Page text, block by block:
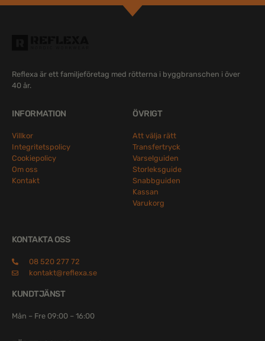
Reflexa är ett familjeföretag med rötterna i byggbranschen i över
40 år.
INFORMATION
Villkor
Integritetspolicy
Cookiepolicy
Om oss
Kontakt
ÖVRIGT
Att välja rätt
Transfertryck
Varselguiden
Storleksguide
Snabbguiden
Kassan
Varukorg
KONTAKTA OSS
08 520 277 72
kontakt@reflexa.se
KUNDTJÄNST
Mån – Fre 09:00 – 16:00